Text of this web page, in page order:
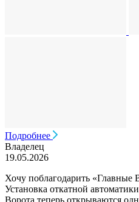
Подробнее
Владелец
19.05.2026
Хочу поблагодарить «Главные
Установка откатной
Ворота теперь открываются